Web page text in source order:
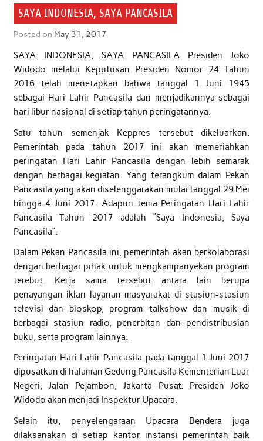
SAYA INDONESIA, SAYA PANCASILA
Posted on May 31, 2017
SAYA INDONESIA, SAYA PANCASILA Presiden Joko
Widodo melalui Keputusan Presiden Nomor 24 Tahun
2016 telah menetapkan bahwa tanggal 1 Juni 1945
sebagai Hari Lahir Pancasila dan menjadikannya sebagai
hari libur nasional di setiap tahun peringatannya.
Satu tahun semenjak Keppres tersebut dikeluarkan.
Pemerintah pada tahun 2017 ini akan memeriahkan
peringatan Hari Lahir Pancasila dengan lebih semarak
dengan berbagai kegiatan. Yang terangkum dalam Pekan
Pancasila yang akan diselenggarakan mulai tanggal 29 Mei
hingga 4 Juni 2017. Adapun tema Peringatan Hari Lahir
Pancasila Tahun 2017 adalah ”Saya Indonesia, Saya
Pancasila”.
Dalam Pekan Pancasila ini, pemerintah akan berkolaborasi
dengan berbagai pihak untuk mengkampanyekan program
terebut. Kerja sama tersebut antara lain berupa
penayangan iklan layanan masyarakat di stasiun-stasiun
televisi dan bioskop, program talkshow dan musik di
berbagai stasiun radio, penerbitan dan pendistribusian
buku, serta program lainnya.
Peringatan Hari Lahir Pancasila pada tanggal 1 Juni 2017
dipusatkan di halaman Gedung Pancasila Kementerian Luar
Negeri, Jalan Pejambon, Jakarta Pusat. Presiden Joko
Widodo akan menjadi Inspektur Upacara.
Selain itu, penyelengaraan Upacara Bendera juga
dilaksanakan di setiap kantor instansi pemerintah baik